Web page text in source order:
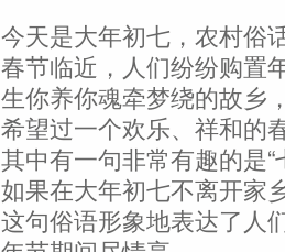
今天是大年初七，农村俗
春节临近，人们纷纷购置
生你养你魂牵梦绕的故乡
希望过一个欢乐、祥和的
其中有一句非常有趣的是
如果在大年初七不离开家
这句俗语形象地表达了人